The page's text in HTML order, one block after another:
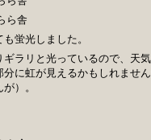
蛍光しました。
ギラリと光っているので、天
に虹が見えるかもしれませ
）。